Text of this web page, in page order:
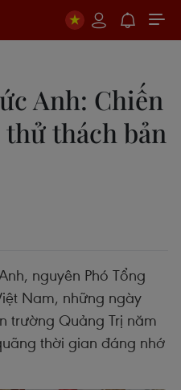
Anh: Chiến
thách bản
nguyên Phó Tổng
Nam, những ngày
trường Quảng Trị năm
thời gian đáng nhớ